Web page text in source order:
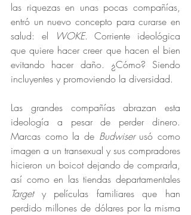
las riquezas en unas pocas compañías,
entró un nuevo concepto para curarse en
salud: el
WOKE. Corriente ideológica
que quiere hacer creer que hacen el bien
evitando hacer daño. ¿Cómo? Siendo
incluyentes y promoviendo la diversidad.
Las grandes compañías abrazan esta
ideología a pesar de perder dinero.
Marcas como la de Budwiser usó como
imagen a un transexual y sus compradores
hicieron un boicot dejando de comprarla,
Target y películas familiares que han
perdido millones de dólares por la misma